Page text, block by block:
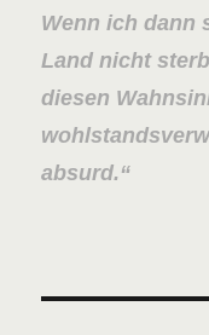
Wenn ich dann
Land nicht
diesen
absurd.